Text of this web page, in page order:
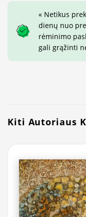
« Netikus
dienų nuo
rėminimo
gali grąžinti
Kiti Autoriaus